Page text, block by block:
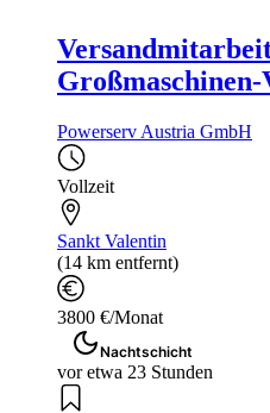
Großmaschinen-
Powerserv Austria GmbH
Vollzeit
Sankt Valentin
(14 km entfernt)
3800 €/Monat
Nachtschicht
vor etwa 23 Stunden